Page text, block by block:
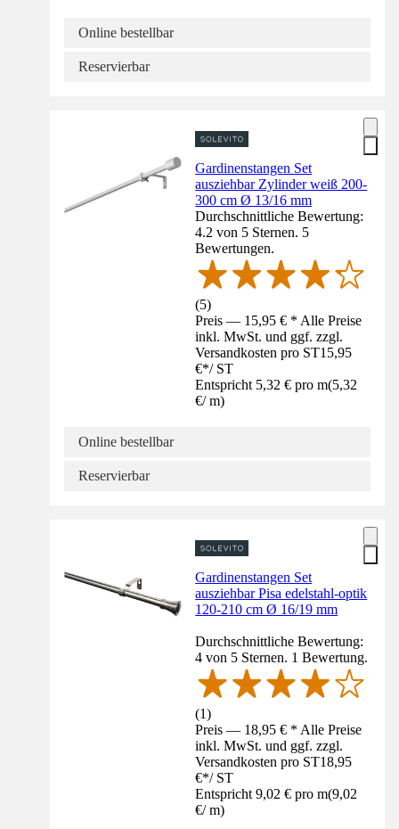
Online bestellbar
Reservierbar
Gardinenstangen Set
ausziehbar Zylinder weiß 200-
300 cm Ø 13/16 mm
Durchschnittliche Bewertung:
4.2 von 5 Sternen. 5
Bewertungen.
(5)
Preis — 15,95 € * Alle Preise
inkl. MwSt. und ggf. zzgl.
Versandkosten pro ST15,95
€*/ ST
Entspricht 5,32 € pro m(5,32
€/ m)
Online bestellbar
Reservierbar
Gardinenstangen Set
ausziehbar Pisa edelstahl-optik
120-210 cm Ø 16/19 mm
Durchschnittliche Bewertung:
4 von 5 Sternen. 1 Bewertung.
(1)
Preis — 18,95 € * Alle Preise
inkl. MwSt. und ggf. zzgl.
Versandkosten pro ST18,95
€*/ ST
Entspricht 9,02 € pro m(9,02
€/ m)